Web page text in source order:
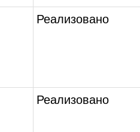
Реализовано
Реализовано